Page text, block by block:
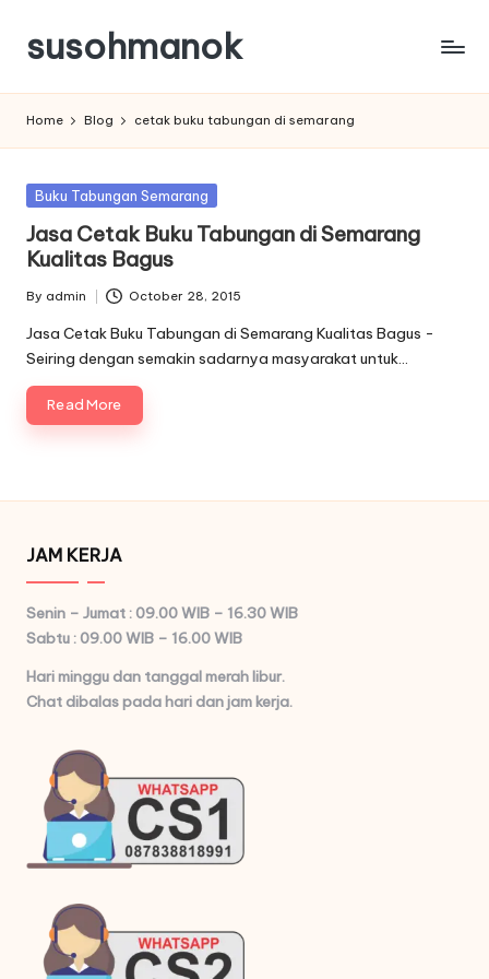
Skip
content
susohmanok
Home Blog cetak buku tabungan di semarang
Posted
Buku Tabungan Semarang
Jasa Cetak Buku Tabungan di Semarang
Kualitas Bagus
Posted
by
By admin October 28, 2015
Jasa Cetak Buku Tabungan di Semarang Kualitas Bagus -
Seiring dengan semakin sadarnya masyarakat untuk…
Read More
JAM KERJA
Senin – Jumat : 09.00 WIB – 16.30 WIB
Sabtu : 09.00 WIB – 16.00 WIB
Hari minggu dan tanggal merah libur.
Chat dibalas pada hari dan jam kerja.